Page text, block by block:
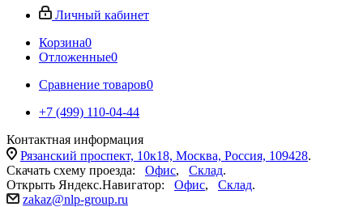
Личный кабинет
Корзина0
Отложенные0
Сравнение товаров0
+7 (499) 110-04-44
Контактная информация
Рязанский проспект, 10к18, Москва, Россия, 109428.
Скачать схему проезда: Офис, Склад.
Открыть Яндекс.Навигатор: Офис, Склад.
zakaz@nlp-group.ru